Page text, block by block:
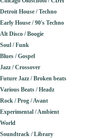
Detroit House / Techno
Early House / 90's Techno
Alt Disco / Boogie
Soul / Funk
Blues / Gospel
Jazz / Crossover
Future Jazz / Broken beats
Various Beats / Headz
Rock / Prog / Avant
Experimental / Ambient
World
Soundtrack / Library